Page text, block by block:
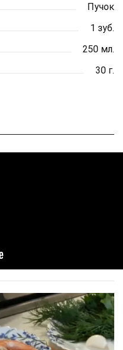
Пучок
1 зуб.
250 мл.
30 г.